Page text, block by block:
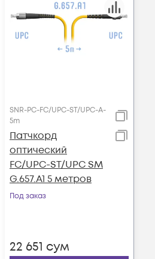
SNR-PC-FC/UPC-ST/UPC-A-
5m
Патчкорд
оптический
FC/UPC-ST/UPC SM
G.657.A1 5 метров
Под заказ
22 651 сум